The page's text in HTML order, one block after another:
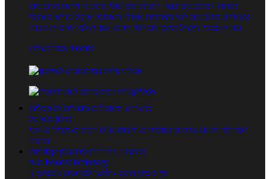
מנתח המתכונים ספר המתכונים שלי מתכוני וידאו מתכונים
עשירים מתכונים לפי מצרכים אוכל דיאטטי אוכל בריא מאכלי
עדות ספרי בישול מתכונים לפי חגים ועונות לפי שיטות הכנה
אפליקציית Foods
מוצרים ומאכלים מוצרים ומאכלים
מילון האוכל
תפריטי תזונה ערכים תזונתיים חיפוש ע"פ רכיבים מכילים הכי
הרבה
מחשבון קלוריות מחשבון קלוריות
מנוי FoodsDictionary
5 ימי ניסיון חינם - לחצו לפרטים נוספים